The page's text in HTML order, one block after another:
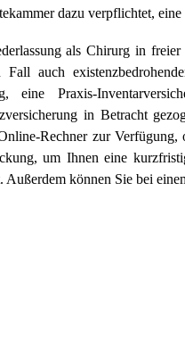
dazu verpflichtet,
als Chirurg in
Fall auch
eine Praxis-
in Betracht
Rechner zur
um Ihnen eine
Außerdem können Sie bei